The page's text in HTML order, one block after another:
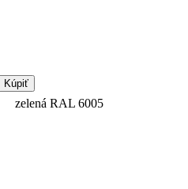
Kúpiť
zelená RAL 6005